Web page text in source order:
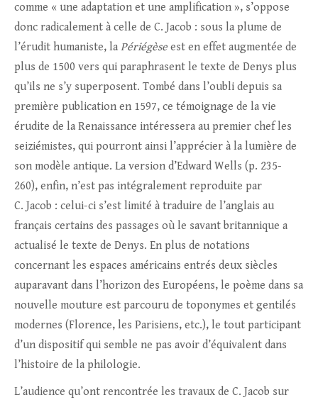
comme « une adaptation et une amplification », s’oppose
donc radicalement à celle de C. Jacob : sous la plume de
l’érudit humaniste, la Périégèse est en effet augmentée de
plus de 1500 vers qui paraphrasent le texte de Denys plus
qu’ils ne s’y superposent. Tombé dans l’oubli depuis sa
première publication en 1597, ce témoignage de la vie
érudite de la Renaissance intéressera au premier chef les
seiziémistes, qui pourront ainsi l’apprécier à la lumière de
son modèle antique. La version d’Edward Wells (p. 235-
260), enfin, n’est pas intégralement reproduite par
C. Jacob : celui-ci s’est limité à traduire de l’anglais au
français certains des passages où le savant britannique a
actualisé le texte de Denys. En plus de notations
concernant les espaces américains entrés deux siècles
auparavant dans l’horizon des Européens, le poème dans sa
nouvelle mouture est parcouru de toponymes et gentilés
modernes (Florence, les Parisiens, etc.), le tout participant
d’un dispositif qui semble ne pas avoir d’équivalent dans
l’histoire de la philologie.
L’audience qu’ont rencontrée les travaux de C. Jacob sur